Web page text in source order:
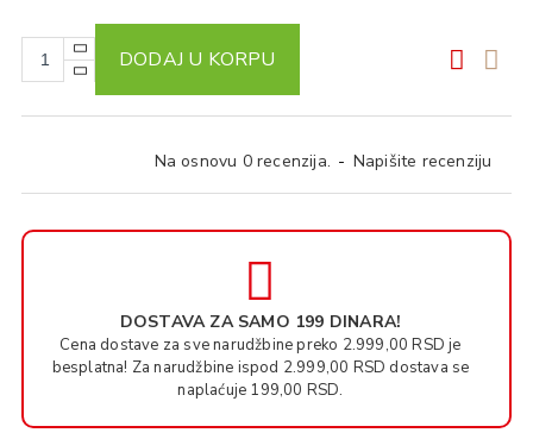
Na osnovu 0 recenzija. - Napišite recenziju
DODAJ U KORPU
DOSTAVA ZA SAMO 199 DINARA!
Cena dostave za sve narudžbine preko 2.999,00 RSD je
besplatna! Za narudžbine ispod 2.999,00 RSD dostava se
naplaćuje 199,00 RSD.